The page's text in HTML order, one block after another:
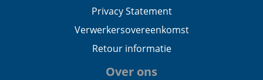
Privacy Statement
Verwerkersovereenkomst
Retour informatie
Over ons